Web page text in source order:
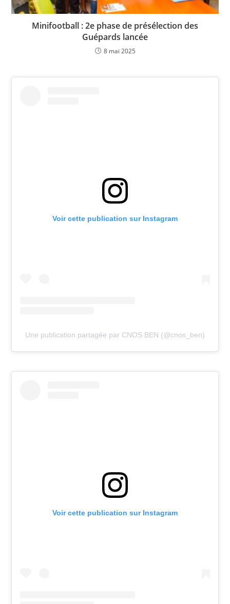
Minifootball : 2e phase de présélection des
Guépards lancée
8 mai 2025
Voir cette publication sur Instagram
Une publication partagée par CNOS BEN (@cnos_ben)
Voir cette publication sur Instagram